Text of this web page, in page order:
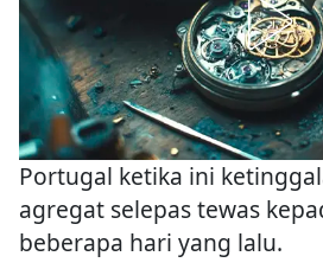
Portugal ketika ini
agregat selepas tewas
beberapa hari yang lalu.